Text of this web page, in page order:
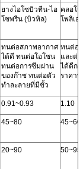
ดี ดี
ยาง, รองเท้า
ผลิตภัณฑ์กีฬา,
สะสม, เทปกาว
รองเ
ยาง
ยางไอโซบิวทีน-ไอ
โซพรีน (บิวทิล)
คลอโร
โพลิเอ
ทนต่อสภาพอากาศ
ได้ดี ทนต่อโอโซน
ทนต่อการซึมผ่าน
ของก๊าซ ทนต่อตัว
ทำละลายที่มีขั้ว
ทนต่อ
และต่
ได้ดีกว่
ราคา
0.91~0.93 1.10
45~80 45~60
20~90 50~95